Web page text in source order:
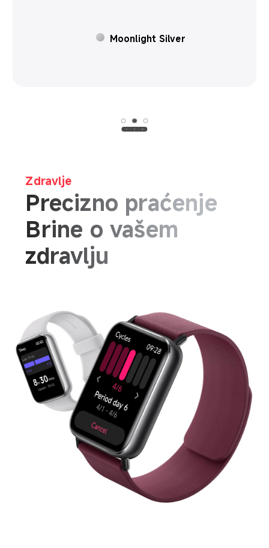
Rose Gold
Zdravlje
Precizno praćenje
Brine o vašem
zdravlju